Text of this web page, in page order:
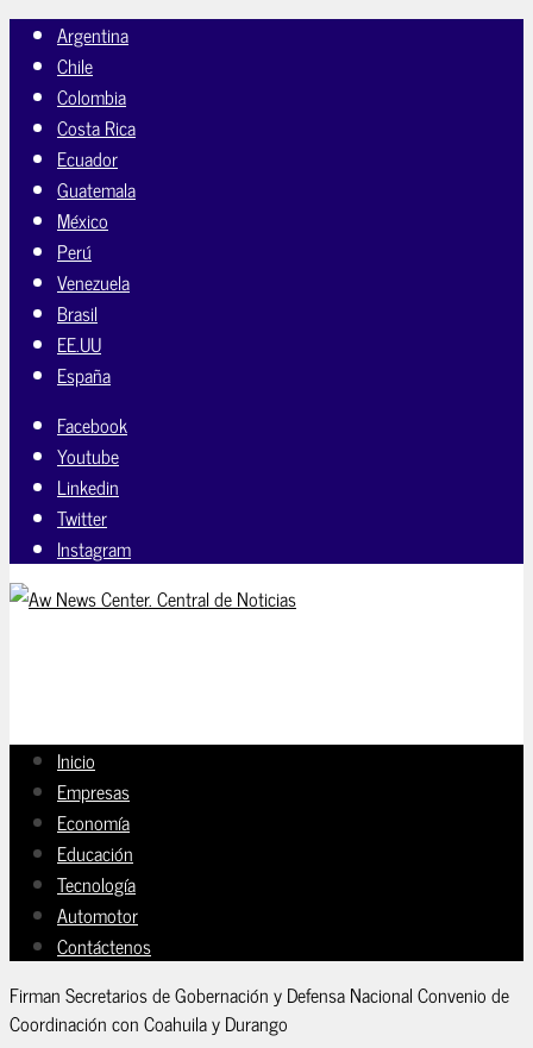
Argentina
Chile
Colombia
Costa Rica
Ecuador
Guatemala
México
Perú
Venezuela
Brasil
EE.UU
España
Facebook
Youtube
Linkedin
Twitter
Instagram
Inicio
Empresas
Economía
Educación
Tecnología
Automotor
Contáctenos
Firman Secretarios de Gobernación y Defensa Nacional Convenio de
Coordinación con Coahuila y Durango